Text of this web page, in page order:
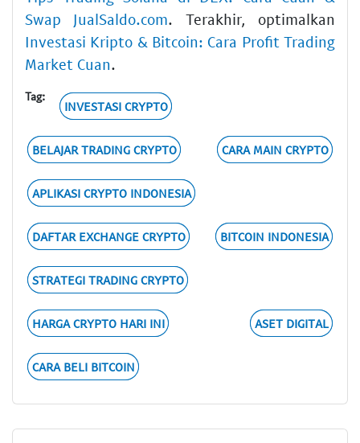
Swap JualSaldo.com. Terakhir, optimalkan
Investasi Kripto & Bitcoin: Cara Profit Trading
Market Cuan.
Tag:
INVESTASI CRYPTO
BELAJAR TRADING CRYPTO CARA MAIN CRYPTO
APLIKASI CRYPTO INDONESIA
DAFTAR EXCHANGE CRYPTO BITCOIN INDONESIA
STRATEGI TRADING CRYPTO
HARGA CRYPTO HARI INI ASET DIGITAL
CARA BELI BITCOIN